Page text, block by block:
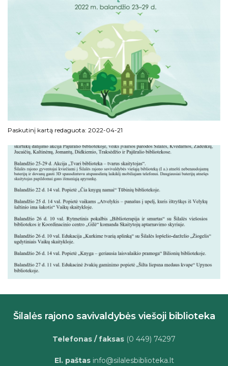
Paskutinį kartą redaguota: 2022-04-21
Šilalės rajono savivaldybės viešoji biblioteka
Telefonas / faksas (0 449) 74297
El. paštasinfo@silalesbiblioteka.lt